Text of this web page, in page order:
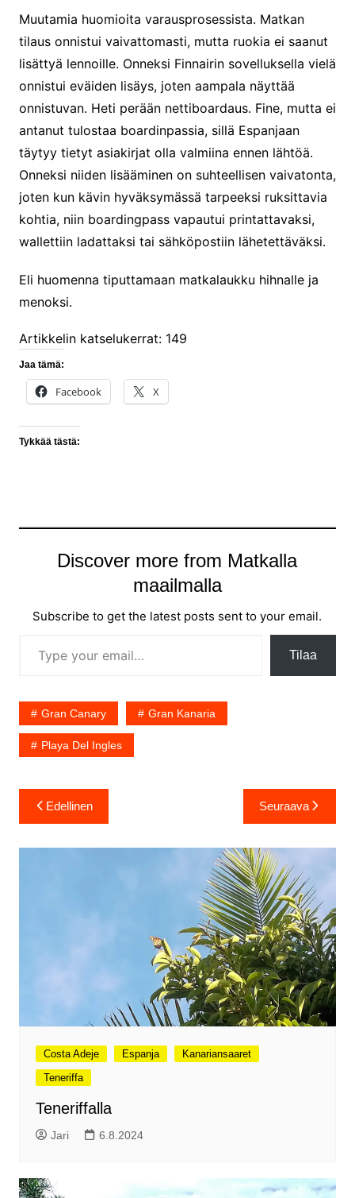
Muutamia huomioita varausprosessista. Matkan
tilaus onnistui vaivattomasti, mutta ruokia ei saanut
lisättyä lennoille. Onneksi Finnairin sovelluksella vielä
onnistui eväiden lisäys, joten aampala näyttää
onnistuvan. Heti perään nettiboardaus. Fine, mutta ei
antanut tulostaa boardinpassia, sillä Espanjaan
täytyy tietyt asiakirjat olla valmiina ennen lähtöä.
Onneksi niiden lisääminen on suhteellisen vaivatonta,
joten kun kävin hyväksymässä tarpeeksi ruksittavia
kohtia, niin boardingpass vapautui printattavaksi,
wallettiin ladattaksi tai sähköpostiin lähetettäväksi.
Eli huomenna tiputtamaan matkalaukku hihnalle ja
menoksi.
Artikkelin katselukerrat: 149
Jaa tämä:
Facebook X
Tykkää tästä:
Discover more from Matkalla
maailmalla
Subscribe to get the latest posts sent to your email.
Tilaa
Gran Canary Gran Kanaria
Playa Del Ingles
Artikkelien
selaus
Edellinen Seuraava
Costa Adeje Espanja
Kanariansaaret
Teneriffa
Teneriffalla
Jari 6.8.2024